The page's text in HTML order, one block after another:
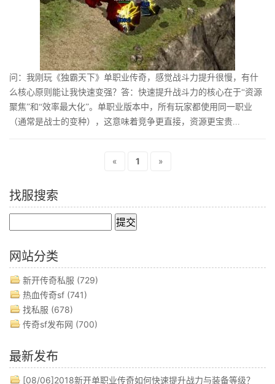
问：我刚玩《独霸天下》单职业传奇，感觉战斗力提升很慢，有什
么核心原则能让我快速变强？答：快速提升战斗力的核心在于“资源
聚焦”和“效率最大化”。单职业版本中，所有玩家都使用同一职业
（通常是战士的变种），这意味着竞争更直接，资源更宝贵...
« 1 »
找服搜索
网站分类
新开传奇私服 (729)
热血传奇sf (741)
找私服 (678)
传奇sf发布网 (700)
最新发布
[08/06]2018新开单职业传奇如何快速提升战力与装备等级？